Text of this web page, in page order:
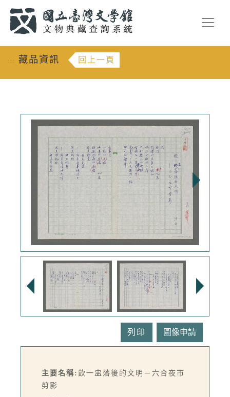
::: 藏品資訊 回上一頁
列印
主要名稱: 飲一盅落後的文明－六合夜市
剪影